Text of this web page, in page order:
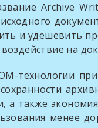
Archive
и удешевить
на
при
также
менее